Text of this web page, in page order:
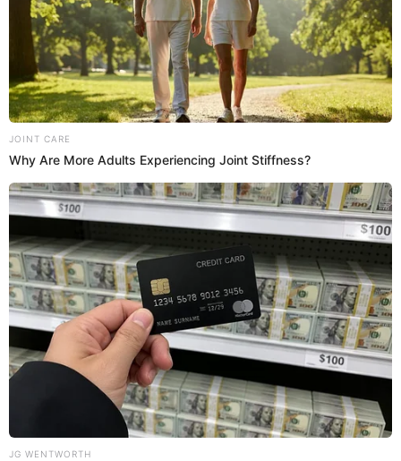
“A veces las personas cuando quieren darte un consejo o
emitir una opinión o un comentario basado en sus propios
conceptos, tienden a hacerlo sin darse cuenta de que
pueden estar creando una energía no necesariamente
positiva, y, por el contrario, pueden estar atrayendo algo
sumamente negativo”, se lee en el primer párrafo de su
historia deInstagram.
PUEDES VER:
¿Jean Paul Santa María es extranjero? Conoce
aquí cuál es la verdadera nacionalidad del
cantante
¿Jean Paul Santa María y Romina
Gachoy no están seguros sobre su
separación?
Jean Paul Santa María respondió a reportero de Magaly
Medina sobre su separación con Romina Gachoy. ¿Existe
posibilidad de que vuelvan?